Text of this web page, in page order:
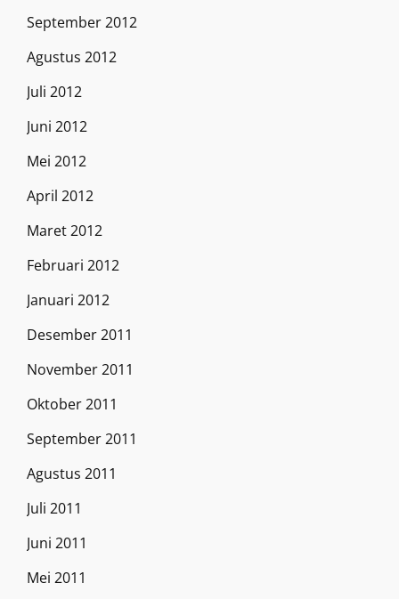
September 2012
Agustus 2012
Juli 2012
Juni 2012
Mei 2012
April 2012
Maret 2012
Februari 2012
Januari 2012
Desember 2011
November 2011
Oktober 2011
September 2011
Agustus 2011
Juli 2011
Juni 2011
Mei 2011